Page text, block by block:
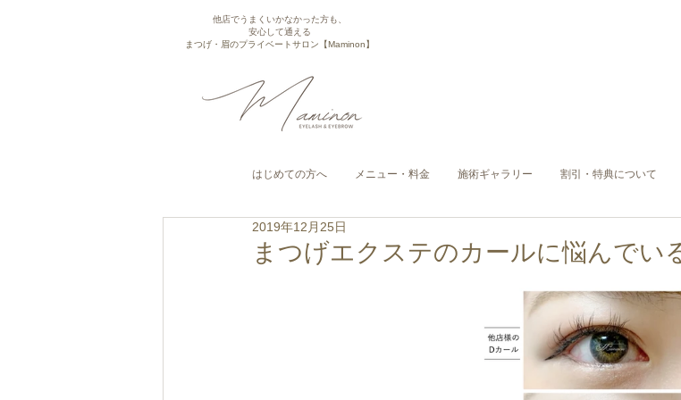
他店でうまくいかなかった方も、
安心して通える
まつげ・眉のプライベートサロン【Maminon】
はじめての方へ メニュー・料金 施術ギャラリー 割引・特典について
まつげエクステのカールに悩んでい
2019年12月25日